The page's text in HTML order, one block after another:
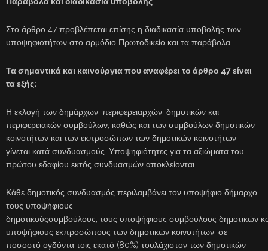
Στο άρθρο 47 προβλέπεται επίσης η διαδικασία υποβολής των
υποψηφιοτήτων στο αρμόδιο Πρωτοδικείο και τα παράβολα.
Τα σημαντικά και καινούργια που αναφέρει το άρθρο 47 είναι
τα εξής:
Η εκλογή των δημάρχων, περιφερειαρχών, δημοτικών και
περιφερειακών συμβούλων, καθώς και των συμβούλων δημοτικών
κοινοτήτων και των εκπροσώπων των δημοτικών κοινοτήτων
γίνεται κατά συνδυασμούς. Υποψηφιότητες για τα αξιώματα του
πρώτου εδαφίου εκτός συνδυασμών αποκλείονται.
Κάθε δημοτικός συνδυασμός περιλαμβάνει τον υποψήφιο δήμαρχο,
τους υποψήφιους
δημοτικούςσυμβούλους, τους υποψήφιους συμβούλους δημοτικών
υποψήφιους εκπροσώπους των δημοτικών κοινοτήτων, σε
ποσοστό ογδόντα τοις εκατό (80%) τουλάχιστον των δημοτικών